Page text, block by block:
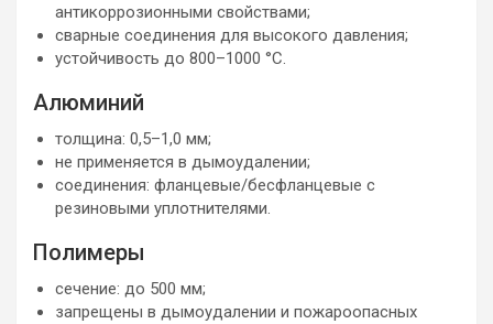
антикоррозионными свойствами;
сварные соединения для высокого давления;
устойчивость до 800–1000 °C.
Алюминий
толщина: 0,5–1,0 мм;
не применяется в дымоудалении;
соединения: фланцевые/бесфланцевые с
резиновыми уплотнителями.
Полимеры
сечение: до 500 мм;
запрещены в дымоудалении и пожароопасных